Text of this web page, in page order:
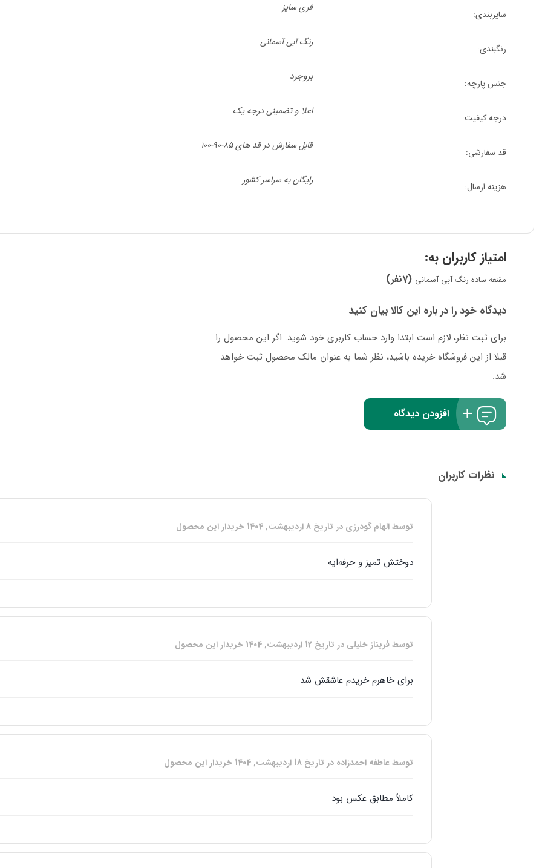
سایزبندی:
فری سایز
رنگبندی:
رنگ آبی آسمانی
جنس پارچه:
بروجرد
درجه کیفیت:
اعلا و تضمینی درجه یک
قد سفارشی:
قابل سفارش در قد های 85-90-100
هزینه ارسال:
رایگان به سراسر کشور
امتیاز کاربران به:
مقنعه ساده رنگ آبی آسمانی (7نفر)
دیدگاه خود را در باره این کالا بیان کنید
برای ثبت نظر، لازم است ابتدا وارد حساب کاربری خود شوید. اگر این محصول را
قبلا از این فروشگاه خریده باشید، نظر شما به عنوان مالک محصول ثبت خواهد
شد.
افزودن دیدگاه
نظرات کاربران
توسط الهام گودرزی در تاریخ 8 اردیبهشت, 1404 خریدار این محصول
دوختش تمیز و حرفه‌ایه
توسط فریناز خلیلی در تاریخ 12 اردیبهشت, 1404 خریدار این محصول
برای خاهرم خریدم عاشقش شد
توسط عاطفه احمدزاده در تاریخ 18 اردیبهشت, 1404 خریدار این محصول
کاملاً مطابق عکس بود